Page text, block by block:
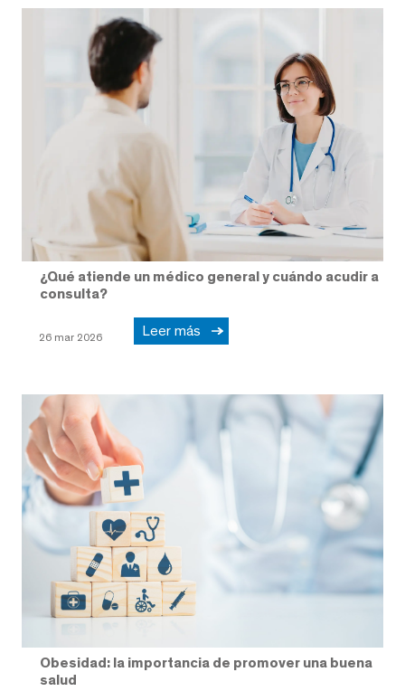
¿Qué atiende un médico general y cuándo acudir a
consulta?
26 mar 2026 Leer más
Obesidad: la importancia de promover una buena
salud